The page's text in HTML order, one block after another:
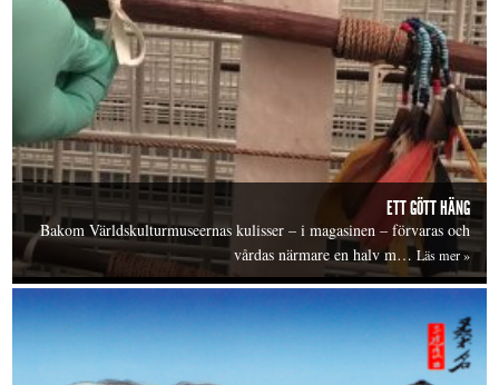
ETT GÖTT HÄNG
Bakom Världskulturmuseernas kulisser – i magasinen – förvaras och
vårdas närmare en halv m…Läs mer »